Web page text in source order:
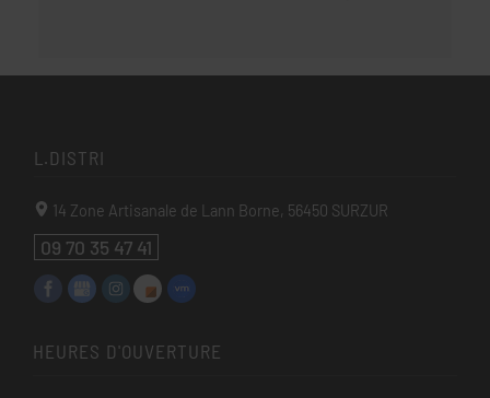
L.DISTRI
14 Zone Artisanale de Lann Borne, 56450 SURZUR
09 70 35 47 41
HEURES D'OUVERTURE